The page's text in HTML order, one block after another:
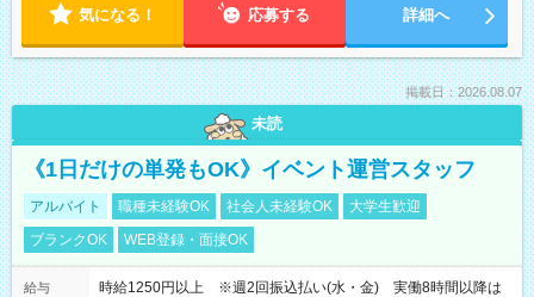
気になる！ 応募する 詳細へ
掲載日：2026.08.07
未読
《1日だけの単発もOK》イベント運営スタッフ
アルバイト 職種未経験OK 社会人未経験OK
大学生歓迎
ブランクOK
WEB登録・面接OK
給与
時給1250円以上 ※週2回振込払い(水・金) 実働8時間以降は